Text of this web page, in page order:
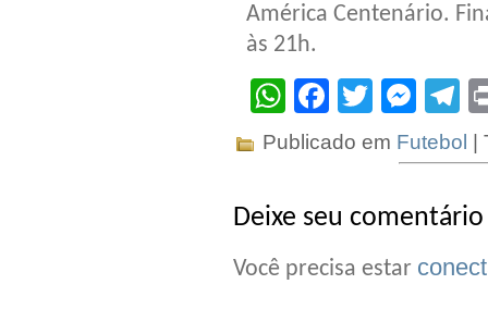
América Centenário.
às 21h.
WhatsApp
Facebook
Twitter
Publicado em Futebol |
Deixe seu comentário
Você precisa estar